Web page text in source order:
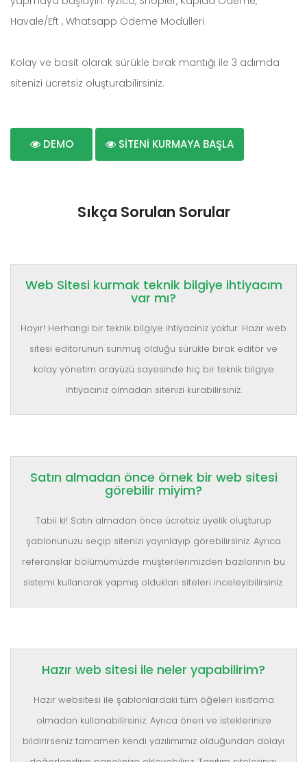
Havale/Eft , Whatsapp Ödeme Modülleri
Kolay ve basit olarak sürükle bırak mantığı ile 3 adımda
sitenizi ücretsiz oluşturabilirsiniz.
DEMO SİTENİ KURMAYA BAŞLA
Sıkça Sorulan Sorular
Web Sitesi kurmak teknik bilgiye ihtiyacım
var mı?
Hayır! Herhangi bir teknik bilgiye ihtiyaciniz yoktur. Hazır web
sitesi editorunun sunmuş olduğu sürükle bırak editör ve
kolay yönetim arayüzü sayesinde hiç bir teknik bilgiye
ihtiyacınız olmadan sitenizi kurabilirsiniz.
Satın almadan önce örnek bir web sitesi
görebilir miyim?
Tabii ki! Satın almadan önce ücretsiz üyelik oluşturup
şablonunuzu seçip sitenizi yayınlayıp görebilirsiniz. Ayrıca
referanslar bölümümüzde müşterilerimizden bazılarının bu
sistemi kullanarak yapmış oldukları siteleri inceleyibilirsiniz.
Hazır web sitesi ile neler yapabilirim?
Hazır websitesi ile şablonlardaki tüm öğeleri kısıtlama
olmadan kullanabilirsiniz. Ayrıca öneri ve isteklerinize
bildirirseniz tamamen kendi yazılımımız olduğundan dolayı